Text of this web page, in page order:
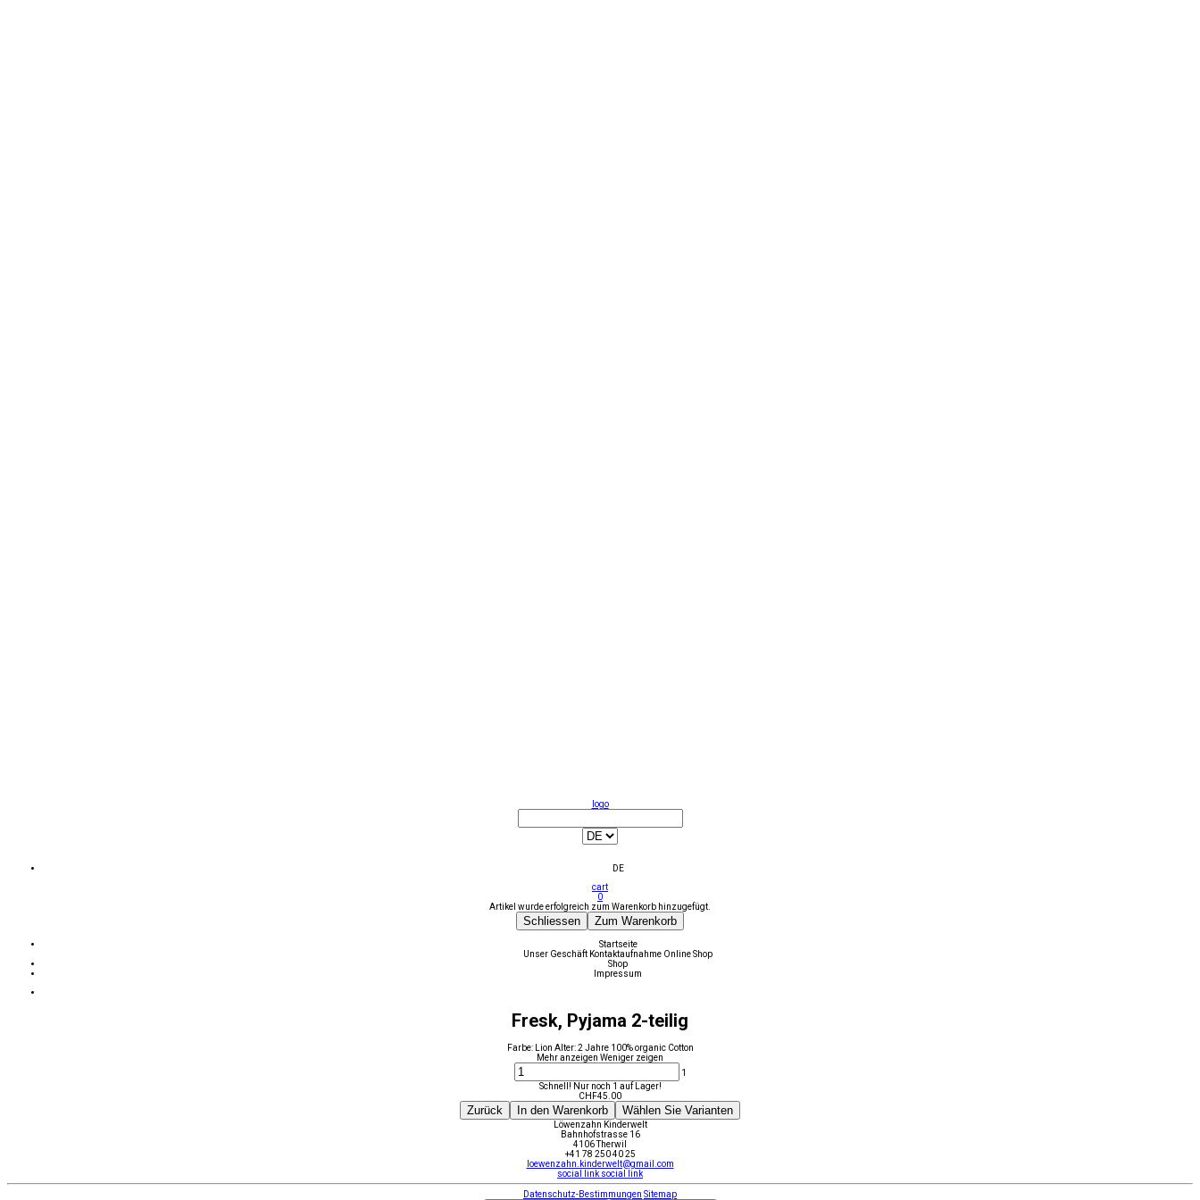
logo
DE
cart
0
Artikel wurde erfolgreich zum Warenkorb hinzugefügt.
Schliessen Zum Warenkorb
Startseite
Unser Geschäft Kontaktaufnahme Online Shop
Shop
Impressum
Fresk, Pyjama 2-teilig
Farbe: Lion Alter: 2 Jahre 100% organic Cotton
Mehr anzeigen Weniger zeigen
1
Schnell! Nur noch 1 auf Lager!
CHF45.00
Zurück In den Warenkorb Wählen Sie Varianten
Löwenzahn Kinderwelt
Bahnhofstrasse 16
4106 Therwil
+41 78 250 40 25
loewenzahn.kinderwelt@gmail.com
social link social link
Datenschutz-Bestimmungen Sitemap